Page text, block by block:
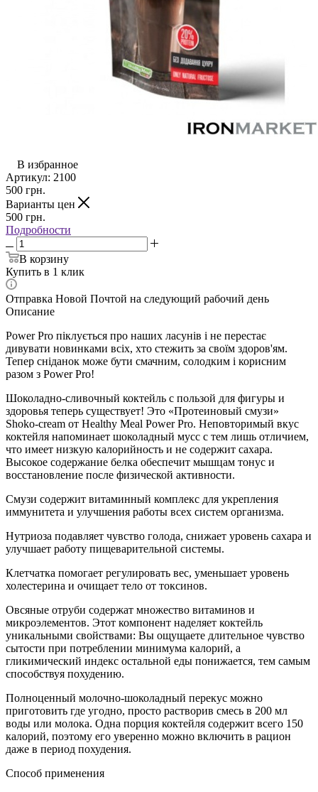
В избранное
Артикул: 2100
500 грн.
Варианты цен
500 грн.
Подробности
В корзину
Купить в 1 клик
Отправка Новой Почтой на следующий рабочий день
Описание
Power Pro піклується про наших ласунів і не перестає
дивувати новинками всіх, хто стежить за своїм здоров'ям.
Тепер сніданок може бути смачним, солодким і корисним
разом з Power Pro!
Шоколадно-сливочный коктейль с пользой для фигуры и
здоровья теперь существует! Это «Протеиновый смузи»
Shoko-cream от Healthy Meal Power Pro. Неповторимый вкус
коктейля напоминает шоколадный мусс с тем лишь отличием,
что имеет низкую калорийность и не содержит сахара.
Высокое содержание белка обеспечит мышцам тонус и
восстановление после физической активности.
Смузи содержит витаминный комплекс для укрепления
иммунитета и улучшения работы всех систем организма.
Нутриоза подавляет чувство голода, снижает уровень сахара и
улучшает работу пищеварительной системы.
Клетчатка помогает регулировать вес, уменьшает уровень
холестерина и очищает тело от токсинов.
Овсяные отруби содержат множество витаминов и
микроэлементов. Этот компонент наделяет коктейль
уникальными свойствами: Вы ощущаете длительное чувство
сытости при потреблении минимума калорий, а
гликимический индекс остальной еды понижается, тем самым
способствуя похудению.
Полноценный молочно-шоколадный перекус можно
приготовить где угодно, просто растворив смесь в 200 мл
воды или молока. Одна порция коктейля содержит всего 150
калорий, поэтому его уверенно можно включить в рацион
даже в период похудения.
Способ применения